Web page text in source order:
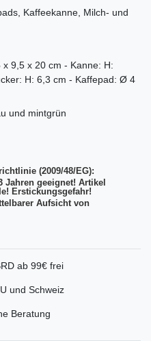
Kaffeekanne, Milch- und
9,5 x 20 cm - Kanne: H:
H: 6,3 cm - Kaffepad: Ø 4
und mintgrün
(2009/48/EG):
Jahren geeignet! Artikel
Erstickungsgefahr!
Aufsicht von
ab 99€ frei
und Schweiz
Beratung